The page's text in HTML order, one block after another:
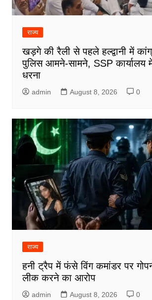
राज्य
खड़गे की रैली से पहले हल्द्वानी में
पुलिस आमने-सामने, SSP कार्यालय
धरना
admin August 8, 2026 0
राज्य
हनी ट्रैप में फंसे विंग कमांडर पर
लीक करने का आरोप
admin August 8, 2026 0